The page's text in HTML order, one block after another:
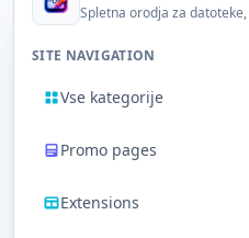
Spletna orodja za
SITE NAVIGATION
Vse kategorije
Promo pages
Extensions